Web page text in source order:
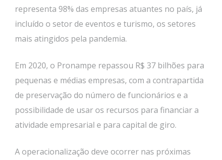
representa 98% das empresas atuantes no país, já
incluído o setor de eventos e turismo, os setores
mais atingidos pela pandemia.
Em 2020, o Pronampe repassou R$ 37 bilhões para
pequenas e médias empresas, com a contrapartida
de preservação do número de funcionários e a
possibilidade de usar os recursos para financiar a
atividade empresarial e para capital de giro.
A operacionalização deve ocorrer nas próximas